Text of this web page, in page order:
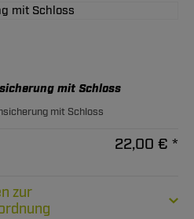
mit Schloss
mit Schloss
22,00 € *
zur